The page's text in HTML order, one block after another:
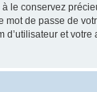
le conservez
de passe de
et